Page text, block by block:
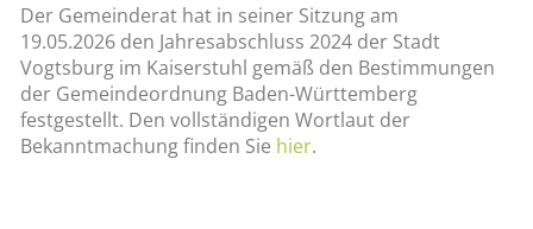
Der Gemeinderat hat in seiner Sitzung am
19.05.2026 den Jahresabschluss 2024 der Stadt
Vogtsburg im Kaiserstuhl gemäß den Bestimmungen
der Gemeindeordnung Baden-Württemberg
festgestellt. Den vollständigen Wortlaut der
Bekanntmachung finden Sie hier.